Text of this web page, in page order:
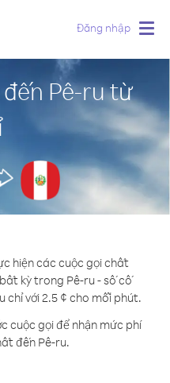
Đăng nhập
Pê-ru từ
hiện các cuộc gọi chất
kỳ trong Pê-ru - số cố
chỉ với 2.5 ¢ cho mỗi phút.
cuộc gọi để nhận mức phí
đến Pê-ru.